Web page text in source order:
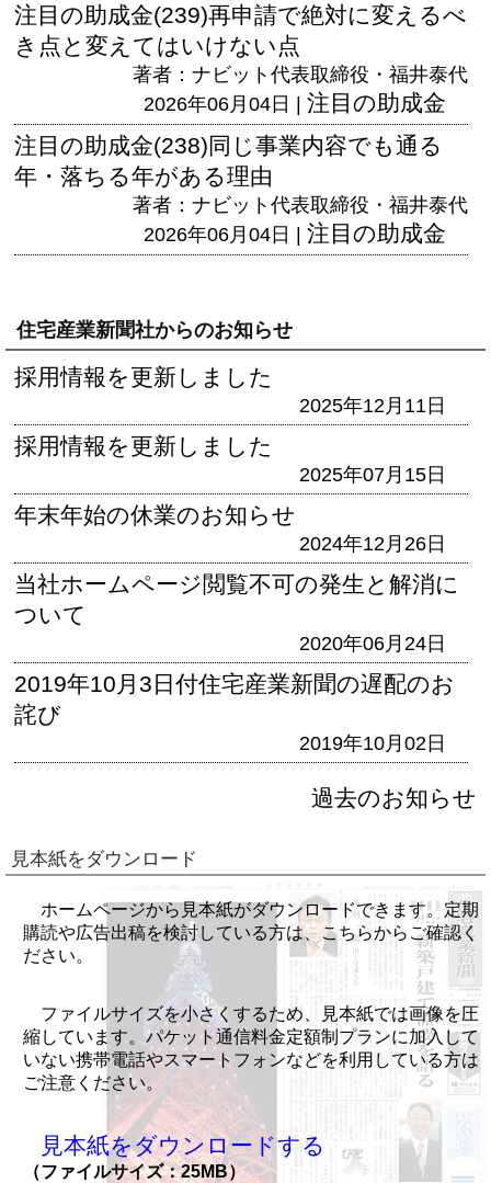
注目の助成金(239)再申請で絶対に変えるべ
き点と変えてはいけない点
著者：ナビット代表取締役・福井泰代
2026年06月04日 | 注目の助成金
注目の助成金(238)同じ事業内容でも通る
年・落ちる年がある理由
著者：ナビット代表取締役・福井泰代
2026年06月04日 | 注目の助成金
住宅産業新聞社からのお知らせ
採用情報を更新しました
2025年12月11日
採用情報を更新しました
2025年07月15日
年末年始の休業のお知らせ
2024年12月26日
当社ホームページ閲覧不可の発生と解消に
ついて
2020年06月24日
2019年10月3日付住宅産業新聞の遅配のお
詫び
2019年10月02日
過去のお知らせ
見本紙をダウンロード
ホームページから見本紙がダウンロードできます。定期
購読や広告出稿を検討している方は、こちらからご確認く
ださい。
ファイルサイズを小さくするため、見本紙では画像を圧
縮しています。パケット通信料金定額制プランに加入して
いない携帯電話やスマートフォンなどを利用している方は
ご注意ください。
見本紙をダウンロードする
（ファイルサイズ：25MB）